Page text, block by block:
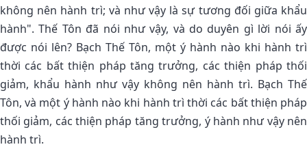
không nên hành trì; và như vậy là sự tương đối giữa khẩu
hành". Thế Tôn đã nói như vậy, và do duyên gì lời nói ấy
được nói lên? Bạch Thế Tôn, một ý hành nào khi hành trì
thời các bất thiện pháp tăng trưởng, các thiện pháp thối
giảm, khẩu hành như vậy không nên hành trì. Bạch Thế
Tôn, và một ý hành nào khi hành trì thời các bất thiện pháp
thối giảm, các thiện pháp tăng trưởng, ý hành như vậy nên
hành trì.